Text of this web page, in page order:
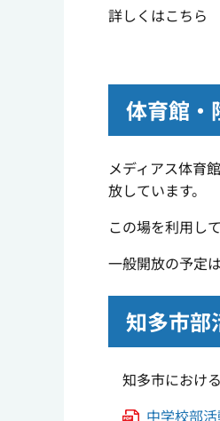
詳しくはこちら
体育館・
メディアス体育
放しています。
この場を利用し
一般開放の予定は
知多市部
知多市におけ
中学校部